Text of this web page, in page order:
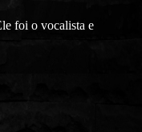
foi o vocalista e